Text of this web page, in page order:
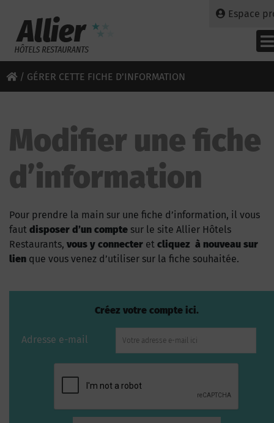
Espace
/ GÉRER CETTE FICHE D’INFORMATION
Modifier une fiche
d’information
Pour prendre la main sur une fiche d’information, il vous
faut disposer d’un compte sur le site Allier Hôtels
Restaurants, vous y connecter et cliquez à nouveau sur
lien que vous venez d’utiliser sur la fiche souhaitée.
Créez votre compte ici.
Adresse e-mail